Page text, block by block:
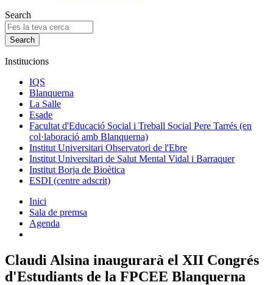
Search
Institucions
IQS
Blanquerna
La Salle
Esade
Facultat d'Educació Social i Treball Social Pere Tarrés (en
col·laboració amb Blanquerna)
Institut Universitari Observatori de l'Ebre
Institut Universitari de Salut Mental Vidal i Barraquer
Institut Borja de Bioètica
ESDI (centre adscrit)
Inici
Sala de premsa
Agenda
Claudi Alsina inaugurarà el XII Congrés
d'Estudiants de la FPCEE Blanquerna